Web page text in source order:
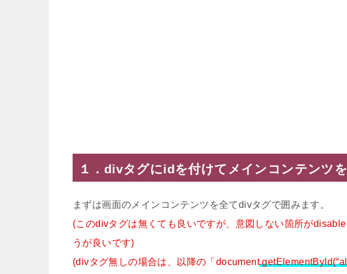
１．divタグにidを付けてメインコンテンツ
まずは画面のメインコンテンツを全てdivタグで囲みます。
(このdivタグは無くても良いですが、意図しない箇所が
うが良いです)
(divタグ無しの場合は、以降の「document